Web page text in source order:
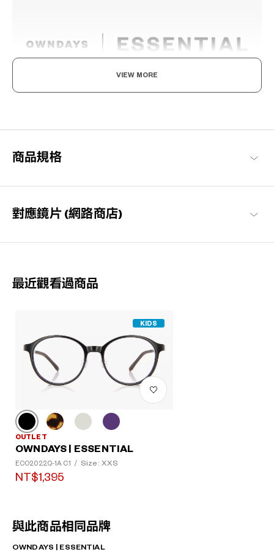
享受眼鏡的樂趣，迎接美好日常
VIEW MORE
商品規格
對應鏡片 (網路商店)
最近觀看過商品
KIDS
OUTLET
OWNDAYS | ESSENTIAL
ECO2022Q-1A C1 / Size: XXS
NT$1,395
與此商品相同品牌
OWNDAYS | ESSENTIAL